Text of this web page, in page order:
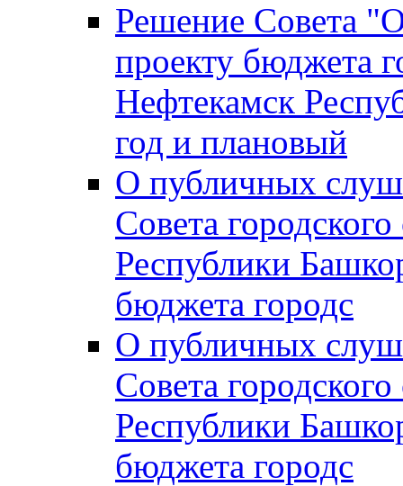
Решение Совета
проекту бюджета
Нефтекамск
год и плановый
О публичных
Совета
Республики
бюджета городс
О публичных
Совета
Республики
бюджета городс